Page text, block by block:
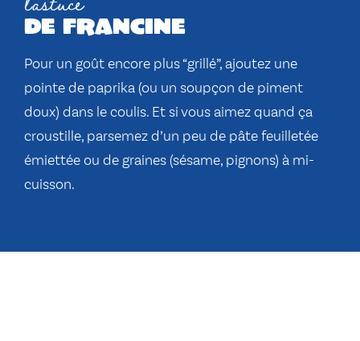
de francine
Pour un goût encore plus “grillé”, ajoutez une
pointe de paprika (ou un soupçon de piment
doux) dans le coulis. Et si vous aimez quand ça
croustille, parsemez d’un peu de pâte feuilletée
émiettée ou de graines (sésame, pignons) à mi-
cuisson.